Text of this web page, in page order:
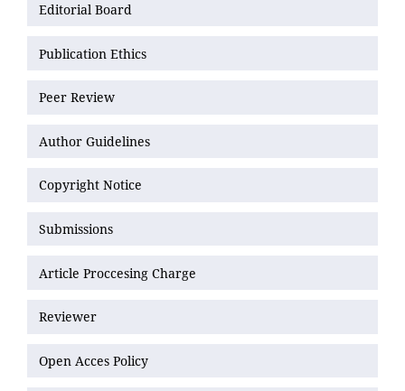
Editorial Board
Publication Ethics
Peer Review
Author Guidelines
Copyright Notice
Submissions
Article Proccesing Charge
Reviewer
Open Acces Policy